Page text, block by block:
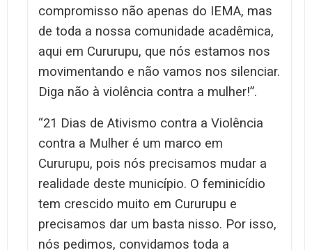
compromisso não apenas do IEMA, mas
de toda a nossa comunidade acadêmica,
aqui em Cururupu, que nós estamos nos
movimentando e não vamos nos silenciar.
Diga não à violência contra a mulher!”.
“21 Dias de Ativismo contra a Violência
contra a Mulher é um marco em
Cururupu, pois nós precisamos mudar a
realidade deste município. O feminicídio
tem crescido muito em Cururupu e
precisamos dar um basta nisso. Por isso,
nós pedimos, convidamos toda a